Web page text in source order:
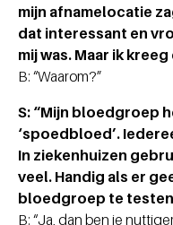
mijn afnamelocatie
dat interessant en
mij was. Maar ik
B: “Waarom?”
S: “Mijn bloedgroep
‘spoedbloed’.
In ziekenhuizen
veel. Handig als er
bloedgroep te
B: “Ja, dan ben je